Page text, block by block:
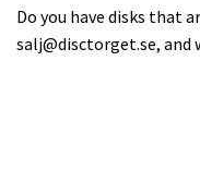
Do you have disks that
salj@disctorget.se, and